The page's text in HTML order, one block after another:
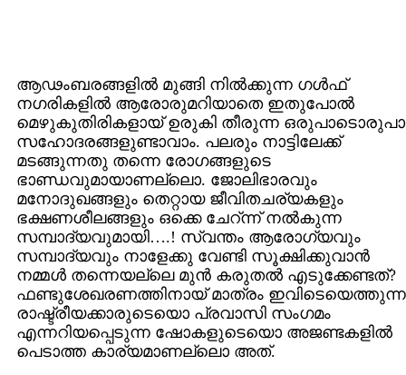
ആഢംബരങ്ങളില്‍ മുങ്ങി നില്‍ക്കുന്ന ഗള്‍ഫ്
നഗരികളില്‍ ആരോരുമറിയാതെ ഇതുപോല്‍
മെഴുകുതിരികളായ് ഉരുകി തീരുന്ന
സഹോദരങ്ങളുണ്ടാവാം. പലരും നാട്ടിലേക്ക്
മടങ്ങുന്നതു തന്നെ രോഗങ്ങളുടെ
ഭാണ്ഡവുമായാണല്ലൊ. ജോലിഭാരവും
മനോദുഖങ്ങളും തെറ്റായ ജീവിതചര്യകളും
ഭക്ഷണശീലങ്ങളും ഒക്കെ ചേറ്ന്ന് നല്‍കുന്ന
സമ്പാദ്യവുമായി….! സ്വന്തം ആരോഗ്യവും
സമ്പാദ്യവും നാളേക്കു വേണ്ടി സൂക്ഷിക്കുവാന്‍
നമ്മള്‍ തന്നെയല്ലെ മുന്‍ കരുതല്‍ എടുക്കേണ്ടത്?
ഫണ്ടുശേഖരണത്തിനായ് മാത്രം ഇവിടെയെത്തുന്ന
രാഷ്ട്രീയക്കാരുടെയൊ പ്രവാസി സംഗമം
എന്നറിയപ്പെടുന്ന ഷോകളുടെയൊ അജണ്ടകളില്‍
പെടാത്ത കാര്യമാണല്ലൊ അത്.